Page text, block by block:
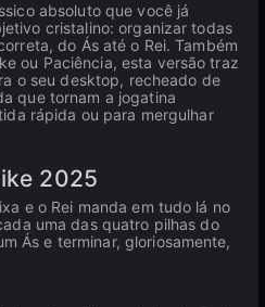
absoluto que você já
cristalino: organizar todas
do Ás até o Rei. Também
ou Paciência, esta versão traz
o seu desktop, recheado de
que tornam a jogatina
rápida ou para mergulhar
2025
e o Rei manda em tudo lá no
uma das quatro pilhas do
Ás e terminar, gloriosamente,